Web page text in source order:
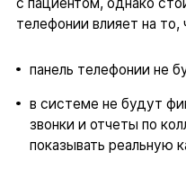
с пациентом, однако
телефонии влияет на то,
панель телефонии не
в системе не будут
звонки и отчеты по
показывать реальную